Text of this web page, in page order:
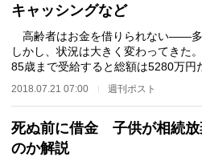
キャッシングなど
高齢者はお金を借りられない――多
しかし、状況は大きく変わってきた
85歳まで受給すると総額は5280万円
と9240万円になる。実は…
2018.07.21 07:00 週刊ポスト
死ぬ前に借金 子供が相続放
のか解説